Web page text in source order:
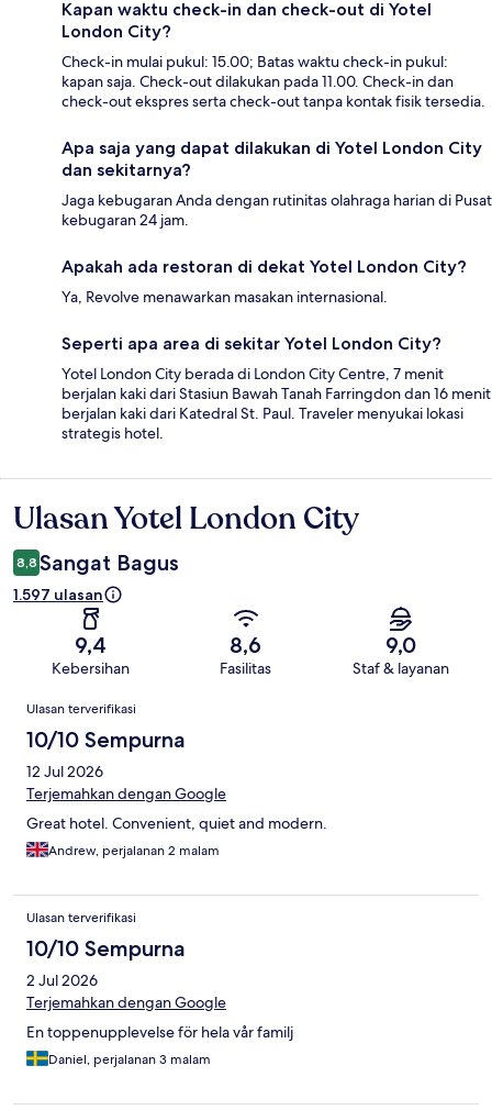
Kapan waktu check-in dan check-out di Yotel
London City?
Check-in mulai pukul: 15.00; Batas waktu check-in pukul:
kapan saja. Check-out dilakukan pada 11.00. Check-in dan
check-out ekspres serta check-out tanpa kontak fisik tersedia.
Apa saja yang dapat dilakukan di Yotel London City
dan sekitarnya?
Jaga kebugaran Anda dengan rutinitas olahraga harian di Pusat
kebugaran 24 jam.
Apakah ada restoran di dekat Yotel London City?
Ya, Revolve menawarkan masakan internasional.
Seperti apa area di sekitar Yotel London City?
Yotel London City berada di London City Centre, 7 menit
berjalan kaki dari Stasiun Bawah Tanah Farringdon dan 16 menit
berjalan kaki dari Katedral St. Paul. Traveler menyukai lokasi
strategis hotel.
Ulasan
Ulasan Yotel London City
8,8 Sangat Bagus
1.597 ulasan
9,4
Kebersihan
8,6
Fasilitas
9,0
Staf & layanan
Ulasan
Ulasan terverifikasi
10/10 Sempurna
12 Jul 2026
Terjemahkan dengan Google
Great hotel. Convenient, quiet and modern.
Andrew, perjalanan 2 malam
Ulasan terverifikasi
10/10 Sempurna
2 Jul 2026
Terjemahkan dengan Google
En toppenupplevelse för hela vår familj
Daniel, perjalanan 3 malam